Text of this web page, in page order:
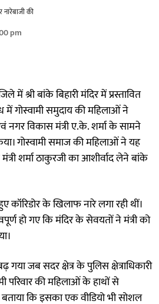
की
pm
में श्री बांके बिहारी मंदिर में प्रस्तावित
में गोस्वामी समुदाय की महिलाओं ने
नगर विकास मंत्री ए.के. शर्मा के सामने
गोस्वामी समाज की महिलाओं ने यह
शर्मा ठाकुरजी का आशीर्वाद लेने बांके
कॉरिडोर के खिलाफ नारे लगा रही थीं।
हो गए कि मंदिर के सेवयतों ने मंत्री को
जब सदर क्षेत्र के पुलिस क्षेत्राधिकारी
परिवार की महिलाओं के हाथों से
बताया कि इसका एक वीडियो भी सोशल